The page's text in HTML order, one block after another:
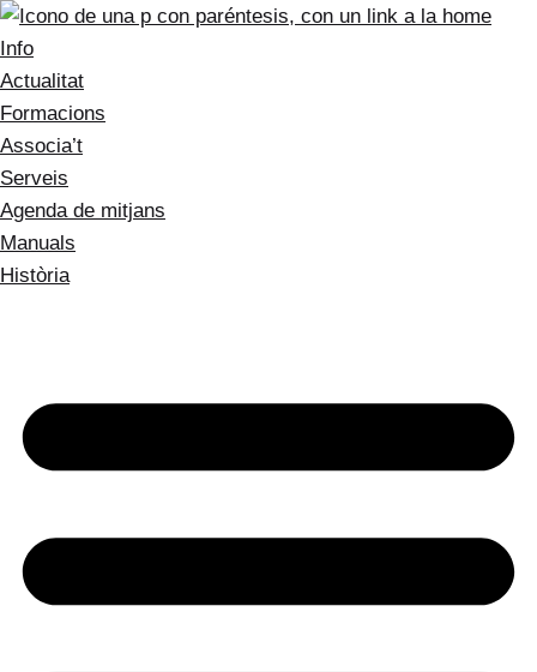
Info
Actualitat
Formacions
Associa’t
Serveis
Agenda de mitjans
Manuals
Història